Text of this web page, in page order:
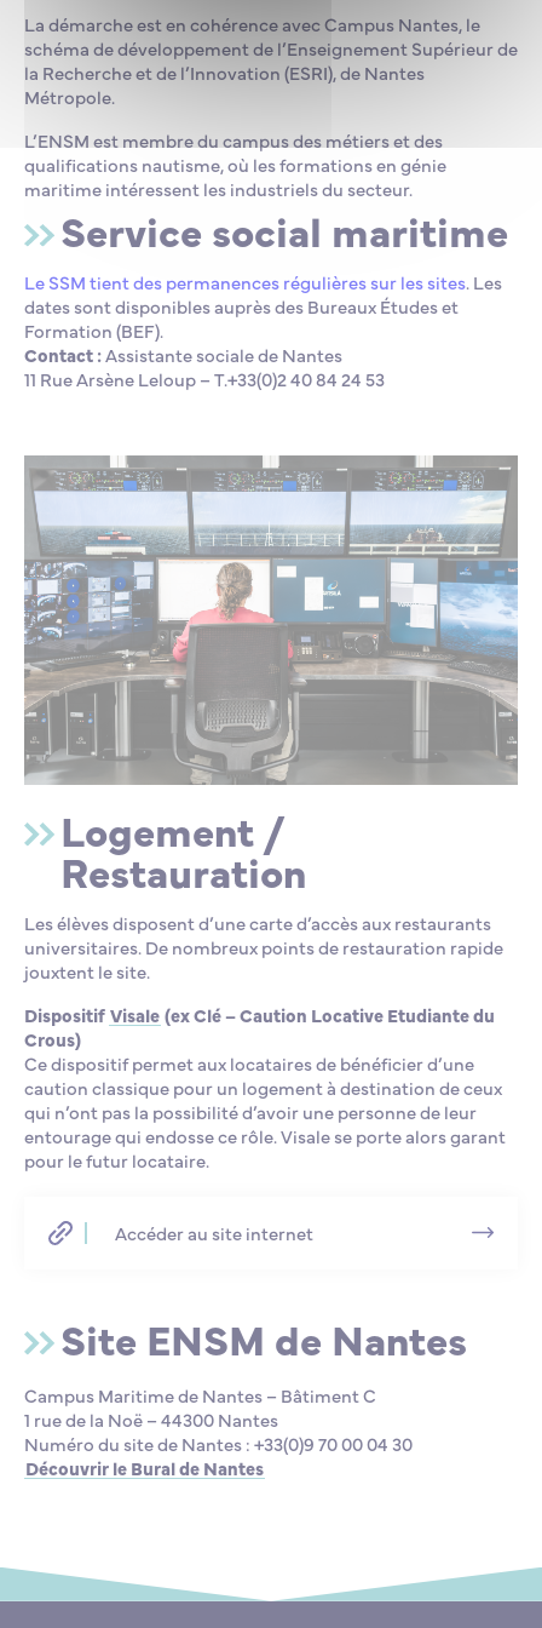
La démarche est en cohérence avec Campus Nantes, le
schéma de développement de l’Enseignement Supérieur de
la Recherche et de l’Innovation (ESRI), de Nantes
Métropole.
L’ENSM est membre du campus des métiers et des
qualifications nautisme, où les formations en génie
maritime intéressent les industriels du secteur.
Service social maritime
Le SSM tient des permanences régulières sur les sites. Les
dates sont disponibles auprès des Bureaux Études et
Formation (BEF).
Contact :Assistante sociale de Nantes
11 Rue Arsène Leloup – T.+33(0)2 40 84 24 53
Logement /
Restauration
Les élèves disposent d’une carte d’accès aux restaurants
universitaires. De nombreux points de restauration rapide
jouxtent le site.
DispositifVisale(ex Clé – Caution Locative Etudiante du
Crous)
Ce dispositif permet aux locataires de bénéficier d’une
caution classique pour un logement à destination de ceux
qui n’ont pas la possibilité d’avoir une personne de leur
entourage qui endosse ce rôle. Visale se porte alors garant
pour le futur locataire.
Accéder au site internet
Site ENSM de Nantes
Campus Maritime de Nantes – Bâtiment C
1 rue de la Noë – 44300 Nantes
Numéro du site de Nantes : +33(0)9 70 00 04 30
Découvrir le Bural de Nantes